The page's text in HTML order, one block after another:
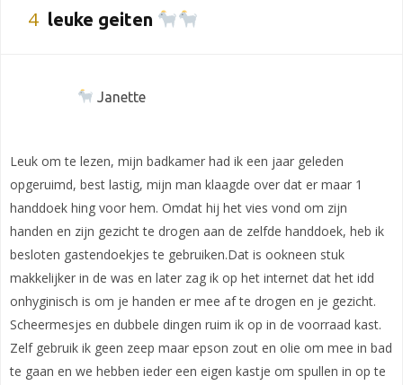
4 leuke geiten
Janette
Leuk om te lezen, mijn badkamer had ik een jaar geleden
opgeruimd, best lastig, mijn man klaagde over dat er maar 1
handdoek hing voor hem. Omdat hij het vies vond om zijn
handen en zijn gezicht te drogen aan de zelfde handdoek, heb ik
besloten gastendoekjes te gebruiken.Dat is ookneen stuk
makkelijker in de was en later zag ik op het internet dat het idd
onhyginisch is om je handen er mee af te drogen en je gezicht.
Scheermesjes en dubbele dingen ruim ik op in de voorraad kast.
Zelf gebruik ik geen zeep maar epson zout en olie om mee in bad
te gaan en we hebben ieder een eigen kastje om spullen in op te